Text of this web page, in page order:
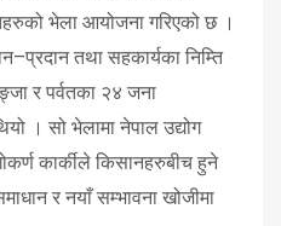
भेला आयोजना गरिएको छ ।
तथा सहकार्यका निम्ति
र पर्वतका २४ जना
। सो भेलामा नेपाल उद्योग
कार्कीले किसानहरुबीच हुने
र नयाँ सम्भावना खोजीमा